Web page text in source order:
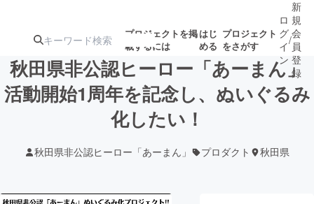
プロジェクトを掲
載するには
はじ
める
プロジェクト
をさがす
注目の新着プロ募集終了が近いプ
ロ
グ
イ
ン
/
新
規
会
員
登
録
秋田県非公認ヒーロー「あーまん」
活動開始1周年を記念し、ぬいぐるみ
化したい！
秋田県非公認ヒーロー「あーまん」 プロダクト 秋田県